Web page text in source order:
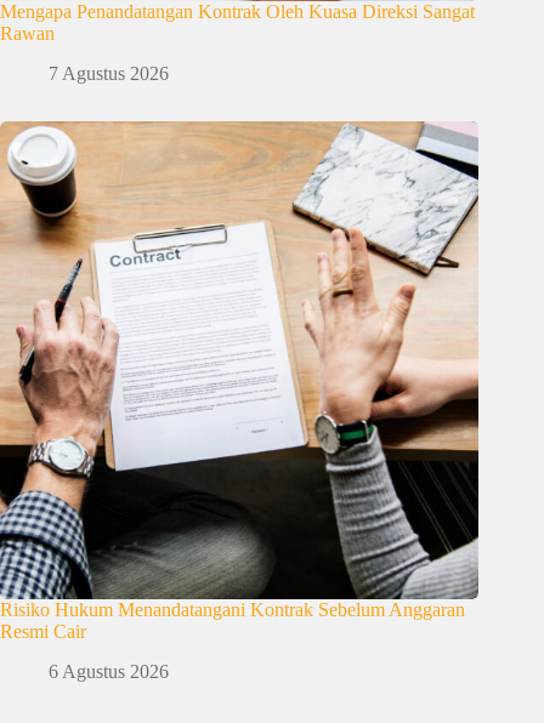
Mengapa Penandatangan Kontrak Oleh Kuasa Direksi Sangat
Rawan
7 Agustus 2026
Risiko Hukum Menandatangani Kontrak Sebelum Anggaran
Resmi Cair
6 Agustus 2026